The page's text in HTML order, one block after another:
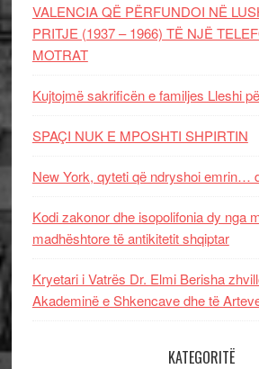
VALENCIA QË PËRFUNDOI NË
PRITJE (1937 – 1966) TË NJË
MOTRAT
Kujtojmë sakrificën e familjes Lleshi
SPAÇI NUK E MPOSHTI SHPIRTIN
New York, qyteti që ndryshoi emrin…
Kodi zakonor dhe isopolifonia dy nga
madhështore të antikitetit shqiptar
Kryetari i Vatrës Dr. Elmi Berisha
Akademinë e Shkencave dhe të
KATEGORITË